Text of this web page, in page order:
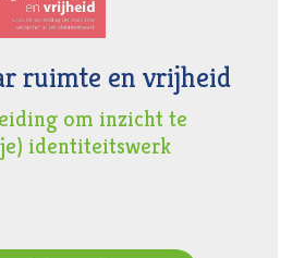
ruimte en vrijheid
om inzicht te
identiteitswerk